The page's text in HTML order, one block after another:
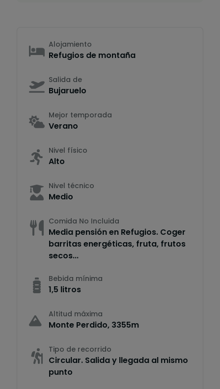
Alojamiento
Refugios de montaña
Salida de
Bujaruelo
Mejor temporada
Verano
Nivel físico
Alto
Nivel técnico
Medio
Comida No Incluida
Media pensión en Refugios. Coger
barritas energéticas, fruta, frutos
secos...
Bebida mínima
1,5 litros
Altitud máxima
Monte Perdido, 3355m
Tipo de recorrido
Circular. Salida y llegada al mismo
punto